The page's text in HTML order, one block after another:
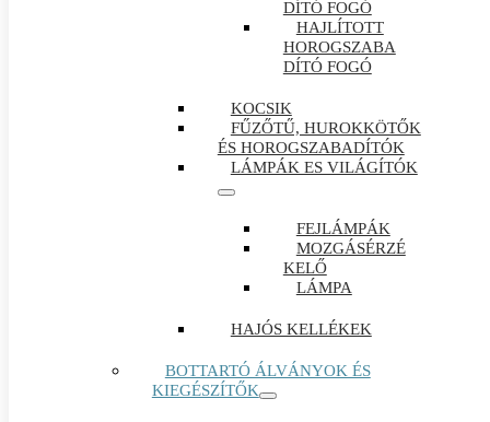
DÍTÓ FOGÓ
HAJLÍTOTT
HOROGSZABA
DÍTÓ FOGÓ
KOCSIK
FŰZŐTŰ, HUROKKÖTŐK
ÉS HOROGSZABADÍTÓK
LÁMPÁK ES VILÁGÍTÓK
FEJLÁMPÁK
MOZGÁSÉRZÉ
KELŐ
LÁMPA
HAJÓS KELLÉKEK
BOTTARTÓ ÁLVÁNYOK ÉS
KIEGÉSZÍTŐK